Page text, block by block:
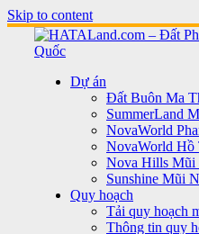
Skip to content
Dự án
Đất Buôn Ma
SummerLand
NovaWorld
NovaWorld Hồ
Nova Hills Mũi
Sunshine Mũi
Quy hoạch
Tải quy hoạch
Thông tin quy